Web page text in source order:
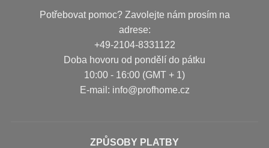
Potřebovat pomoc? Zavolejte nám prosím na
adrese:
+49-2104-8331122
Doba hovoru od pondělí do pátku
10:00 - 16:00 (GMT + 1)
Е-mail: info@profhome.cz
ZPŮSOBY PLATBY